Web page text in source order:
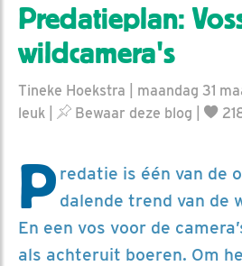
Predatieplan:
wildcamera's
Tineke Hoekstra | maandag 31
leuk
Bewaar deze blog
P redatie is één van de
dalende trend van de
En een vos voor de
als achteruit boeren. Om